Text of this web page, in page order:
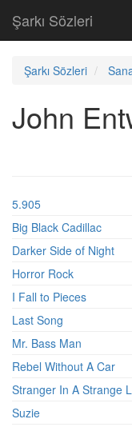
Şarkı Sözleri
Şarkı Sözleri
John
5.905
Big Black Cadillac
Darker Side of Night
Horror Rock
I Fall to Pieces
Last Song
Mr. Bass Man
Rebel Without A Car
Stranger In A Strange
Suzie